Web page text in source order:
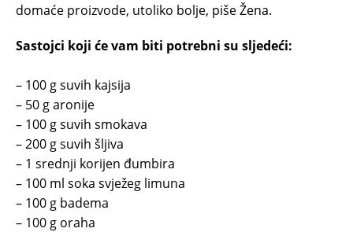
domaće proizvode, utoliko bolje, piše Žena.
Sastojci koji će vam biti potrebni su sljedeći:
– 100 g suvih kajsija
– 50 g aronije
– 100 g suvih smokava
– 200 g suvih šljiva
– 1 srednji korijen đumbira
– 100 ml soka svježeg limuna
– 100 g badema
– 100 g oraha